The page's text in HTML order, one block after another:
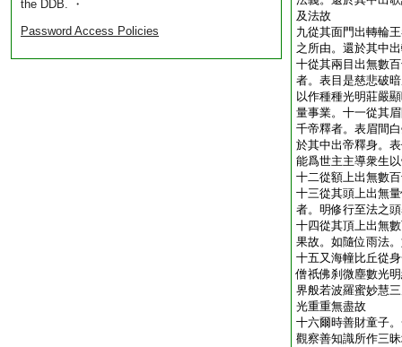
the DDB. ・
Password Access Policies
及法故
九從其面門出轉輪
之所由。還於其中
十從其兩目出無數
者。表目是慈悲破
以作種種光明莊嚴
量事業。十一從其
千帝釋者。表眉間
於其中出帝釋身。
能爲世主主導衆生
十二從額上出無數
十三從其頭上出無
者。明修行至法之
十四從其頂上出無
果故。如隨位雨法
十五又海幢比丘從
僧祇佛刹微塵數光
界般若波羅蜜妙慧
光重重無盡故
十六爾時善財童子
觀察善知識所作三